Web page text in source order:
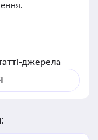
джерела